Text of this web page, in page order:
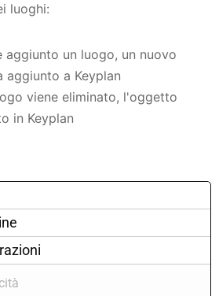
luoghi:
aggiunto un luogo, un nuovo
aggiunto a Keyplan
viene eliminato, l'oggetto
in Keyplan